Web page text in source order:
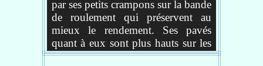
Diamètre - 29
Section - 2.50
Carcasse - EXO
Taille de roues - 29
Tringles - Souple
par ses petits crampons sur la bande
de roulement qui préservent au
mieux le rendement. Ses pavés
quant à eux sont plus hauts sur les
côtés afin d'optimiser le grip. Dans